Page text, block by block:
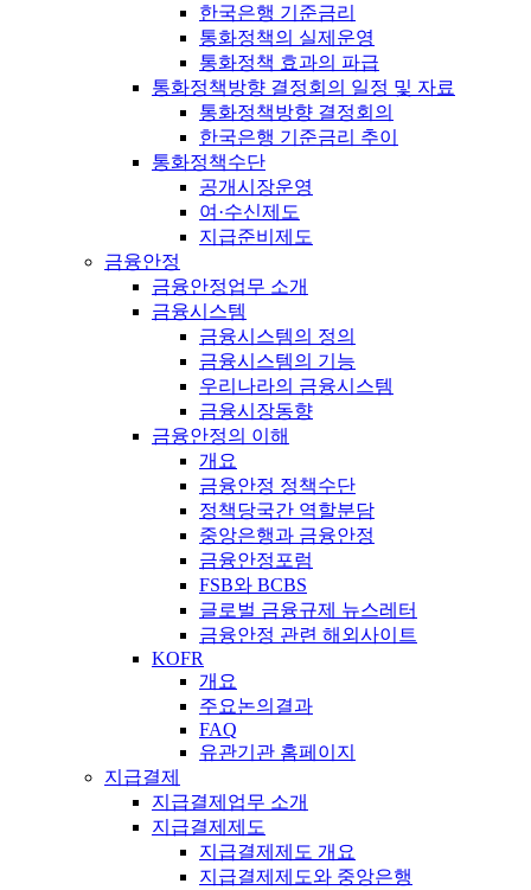
한국은행 기준금리
통화정책의 실제운영
통화정책 효과의 파급
통화정책방향 결정회의 일정 및 자료
통화정책방향 결정회의
한국은행 기준금리 추이
통화정책수단
공개시장운영
여·수신제도
지급준비제도
금융안정
금융안정업무 소개
금융시스템
금융시스템의 정의
금융시스템의 기능
우리나라의 금융시스템
금융시장동향
금융안정의 이해
개요
금융안정 정책수단
정책당국간 역할분담
중앙은행과 금융안정
금융안정포럼
FSB와 BCBS
글로벌 금융규제 뉴스레터
금융안정 관련 해외사이트
KOFR
개요
주요논의결과
FAQ
유관기관 홈페이지
지급결제
지급결제업무 소개
지급결제제도
지급결제제도 개요
지급결제제도와 중앙은행